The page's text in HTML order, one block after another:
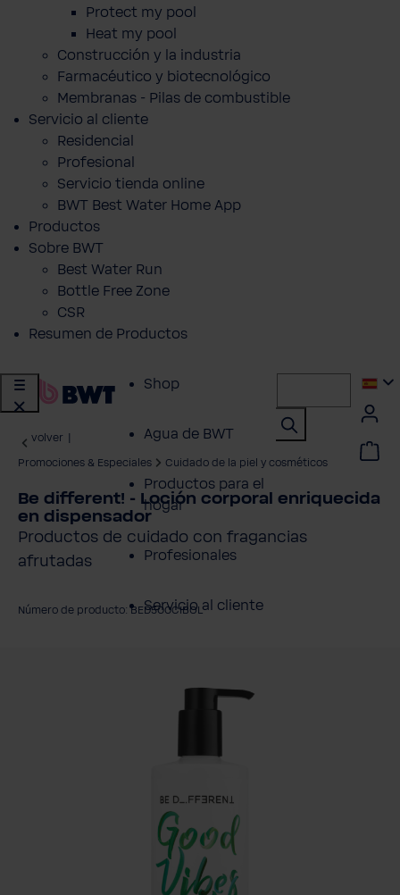
Protect my pool
Heat my pool
Construcción y la industria
Farmacéutico y biotecnológico
Membranas - Pilas de combustible
Servicio al cliente
Residencial
Profesional
Servicio tienda online
BWT Best Water Home App
Productos
Sobre BWT
Best Water Run
Bottle Free Zone
CSR
Resumen de Productos
Shop
Agua de BWT
Productos para el
hogar
Profesionales
Servicio al cliente
Resumen de
volver
Promociones & Especiales Cuidado de la piel y cosméticos
Be different! - Loción corporal enriquecida
en dispensador
Productos de cuidado con fragancias
afrutadas
Número de producto: BED500CIBOL